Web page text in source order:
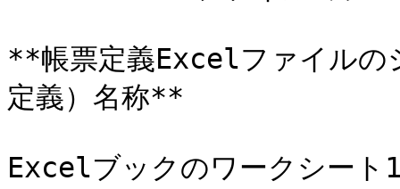
**帳票定義Excelファイルの
定義）名称**
Excelブックのワークシート